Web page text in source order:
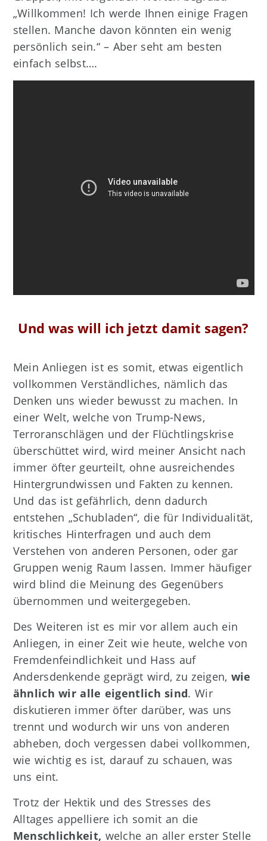
„Willkommen! Ich werde Ihnen einige Fragen
stellen. Manche davon könnten ein wenig
persönlich sein.“ – Aber seht am besten
einfach selbst….
Und was will ich jetzt damit sagen?
Mein Anliegen ist es somit, etwas eigentlich
vollkommen Verständliches, nämlich das
Denken uns wieder bewusst zu machen. In
einer Welt, welche von Trump-News,
Terroranschlägen und der Flüchtlingskrise
überschüttet wird, wird meiner Ansicht nach
immer öfter geurteilt, ohne ausreichendes
Hintergrundwissen und Fakten zu kennen.
Und das ist gefährlich, denn dadurch
entstehen „Schubladen“, die für Individualität,
kritisches Hinterfragen und auch dem
Verstehen von anderen Personen, oder gar
Gruppen wenig Raum lassen. Immer häufiger
wird blind die Meinung des Gegenübers
übernommen und weitergegeben.
Des Weiteren ist es mir vor allem auch ein
Anliegen, in einer Zeit wie heute, welche von
Fremdenfeindlichkeit und Hass auf
Andersdenkende geprägt wird, zu zeigen, wie
ähnlich wir alle eigentlich sind. Wir
diskutieren immer öfter darüber, was uns
trennt und wodurch wir uns von anderen
abheben, doch vergessen dabei vollkommen,
wie wichtig es ist, darauf zu schauen, was
uns eint.
Trotz der Hektik und des Stresses des
Alltages appelliere ich somit an die
Menschlichkeit, welche an aller erster Stelle